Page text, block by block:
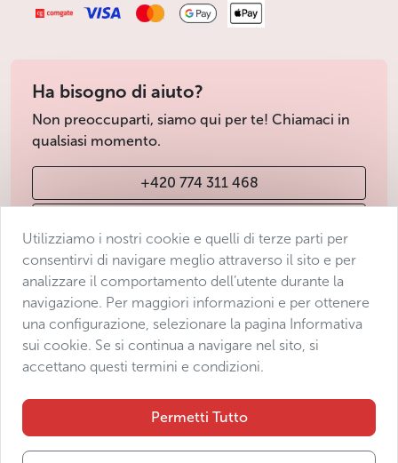
Ha bisogno di aiuto?
Non preoccuparti, siamo qui per te! Chiamaci in
qualsiasi momento.
+420 774 311 468
Condizioni di vendita
Protezione dei dati
Dichiarazione di accessibilità
Manage consent
Utilizziamo i nostri cookie e quelli di terze parti per
consentirvi di navigare meglio attraverso il sito e per
analizzare il comportamento dell’utente durante la
navigazione. Per maggiori informazioni e per ottenere
una configurazione, selezionare la pagina Informativa
sui cookie. Se si continua a navigare nel sito, si
accettano questi termini e condizioni.
Permetti Tutto